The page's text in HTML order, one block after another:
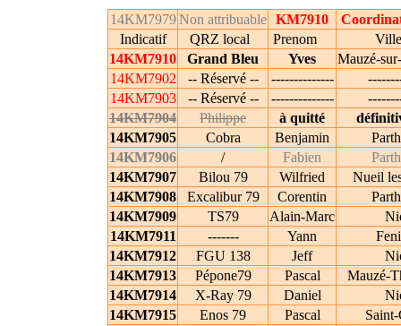
14KM7979 Non attribuable KM7910
Indicatif
QRZ local Prenom
14KM7910
Grand Bleu Yves
Mauzé-
14KM7902
-- Réservé -- --------------
14KM7903
-- Réservé -- --------------
14KM7904
Philippe à quitté
14KM7905
Cobra Benjamin
14KM7906
/ Fabien
14KM7907
Bilou 79 Wilfried
Nueil
14KM7908
Excalibur 79 Corentin
14KM7909
TS79 Alain-Marc
14KM7911
------- Yann
14KM7912
FGU 138 Jeff
14KM7913
Pépone79 Pascal
Mauzé-
14KM7914
X-Ray 79 Daniel
14KM7915
Enos 79 Pascal